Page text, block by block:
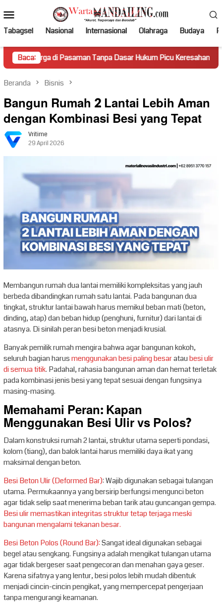
ke
kontenMobile
Tabagsel Nasional Internasional Olahraga Budaya
Baca:
Pasaman Tanpa Dasar Hukum Picu Keresahan Truk
Beranda Bisnis
Bangun Rumah 2 Lantai Lebih Aman
dengan Kombinasi Besi yang Tepat
Vritime
29 April 2026
Membangun rumah dua lantai memiliki kompleksitas yang jauh
berbeda dibandingkan rumah satu lantai. Pada bangunan dua
tingkat, struktur lantai bawah harus memikul beban mati (beton,
dinding, atap) dan beban hidup (penghuni, furnitur) dari lantai di
atasnya. Di sinilah peran besi beton menjadi krusial.
Banyak pemilik rumah mengira bahwa agar bangunan kokoh,
seluruh bagian harusmenggunakan besi paling besarataubesi ulir
di semua titik. Padahal, rahasia bangunan aman dan hemat terletak
pada kombinasi jenis besi yang tepat sesuai dengan fungsinya
masing-masing.
Memahami Peran: Kapan
Menggunakan Besi Ulir vs Polos?
Dalam konstruksi rumah 2 lantai, struktur utama seperti pondasi,
kolom (tiang), dan balok lantai harus memiliki daya ikat yang
maksimal dengan beton.
Besi Beton Ulir (Deformed Bar): Wajib digunakan sebagai tulangan
utama. Permukaannya yang bersirip berfungsi mengunci beton
agar tidak selip saat menerima beban tarik atau guncangan gempa.
Besi ulir memastikan integritas struktur tetap terjaga meski
bangunan mengalami tekanan besar.
Besi Beton Polos (Round Bar):Sangat ideal digunakan sebagai
begel atau sengkang. Fungsinya adalah mengikat tulangan utama
agar tidak bergeser saat pengecoran dan menahan gaya geser.
Karena sifatnya yang lentur, besi polos lebih mudah dibentuk
menjadi cincin-cincin pengikat, yang mempercepat pengerjaan
tanpa mengurangi keamanan.